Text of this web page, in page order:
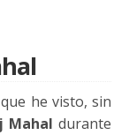
he visto, sin
Mahal durante